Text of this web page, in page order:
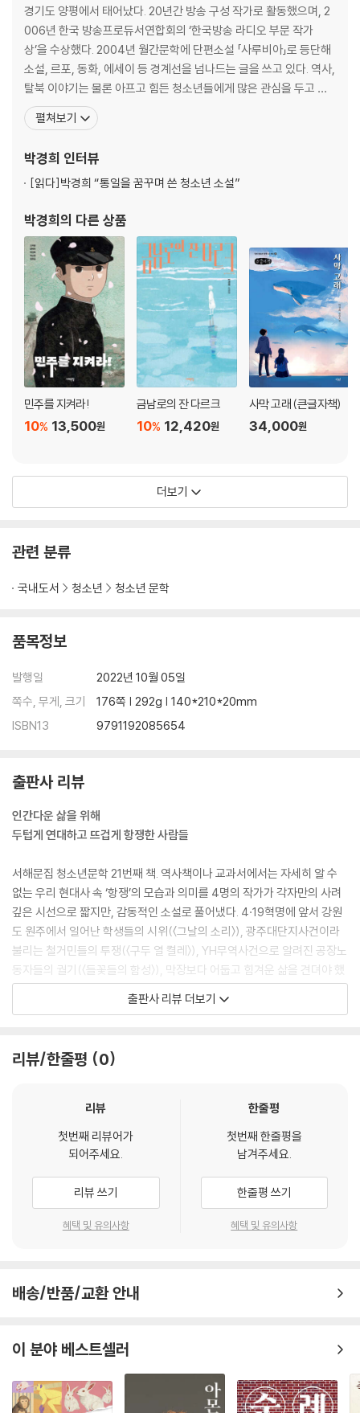
경기도 양평에서 태어났다. 20년간 방송 구성 작가로 활동했으며, 2
006년 한국 방송프로듀서연합회의 ‘한국방송 라디오 부문 작가
상’을 수상했다. 2004년 월간문학에 단편소설 「사루비아」로 등단해
소설, 르포, 동화, 에세이 등 경계선을 넘나드는 글을 쓰고 있다. 역사,
탈북 이야기는 물론 아프고 힘든 청소년들에게 많은 관심을 두고 있
다. 탈북학교인 하늘꿈중고등학교에서 ‘박경희 작가와 함께하는 인문
학 수업’을 10년간 진행했고, 남산청소년아카데미에서 오랫동안 청
펼쳐보기
박경희 인터뷰
[읽다]박경희 “통일을 꿈꾸며 쓴 청소년 소설”
박경희의 다른 상품
민주를 지켜라!
13,500원
10%
금남로의 잔 다르크
12,420원
10%
사막 고래 (큰글자책)
34,000원
더보기
관련 분류
국내도서 청소년 청소년 문학
품목정보
발행일
2022년 10월 05일
쪽수, 무게, 크기
176쪽 | 292g | 140*210*20mm
ISBN13
9791192085654
출판사 리뷰
인간다운 삶을 위해
두텁게 연대하고 뜨겁게 항쟁한 사람들
서해문집 청소년문학 21번째 책. 역사책이나 교과서에서는 자세히 알 수
없는 우리 현대사 속 ‘항쟁’의 모습과 의미를 4명의 작가가 각자만의 사려
깊은 시선으로 짧지만, 감동적인 소설로 풀어냈다. 4·19혁명에 앞서 강원
도 원주에서 일어난 학생들의 시위(〈그날의 소리〉), 광주대단지사건이라
불리는 철거민들의 투쟁(〈구두 열 켤레〉), YH무역사건으로 알려진 공장노
동자들의 궐기(〈들꽃들의 함성〉), 막장보다 어둡고 힘겨운 삶을 견뎌야 했
던 강원도 사북 탄광 광부들의 항쟁(〈검은 4월〉). 비록 다른 시간, 다른 공
간에서 일어난 일들이지만 이 항쟁들 속에서 우리는 인간다운 삶을 원했던
“민주주의는 살아 있다!”
서 고등학교에 다니고 있다. 새 학기 시작으로 한창 설레고 바쁠 시기이자
정·부통령 선거를 며칠 앞둔 1960년 3월 어느 날, 선거 유세 차량이 학교
까지 들어와 시끄럽게 하는 일이 벌어진다. 그런데 이번 선거가 부정선거
가 될 것이라는 정황이 전국 곳곳에서 나타나고, 그 소식은 재춘과 친구들
에게까지 전해진다. 또한 다른 지역에서 학생들이 부정선거 규탄과 민주주
경찰의 진압 앞에서도 학생들은 의연했다. 아니, 의연한 척 보였다. 눈빛에
를 외쳤다. 학생들은 중앙시장에 있는 백화점 앞까지 진출해 전단을 뿌렸
다. 이제 10분만 버티자는 생각을 했다. 그때였다.
_ 최고봉, 〈그날의 소리〉
출판사 리뷰 더보기
리뷰/한줄평 0
리뷰
첫번째 리뷰어가
되어주세요.
리뷰 쓰기
혜택 및 유의사항
한줄평
첫번째 한줄평을
남겨주세요.
한줄평 쓰기
혜택 및 유의사항
배송/반품/교환 안내
이 분야 베스트셀러